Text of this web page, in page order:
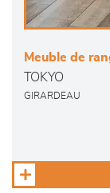
Meuble de
TOKYO
GIRARDEAU